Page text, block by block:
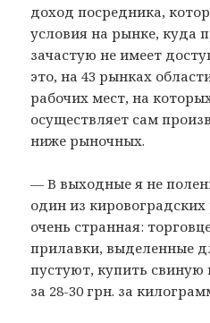
доход посредника,
условия на рынке, куда
зачастую не имеет
это, на 43 рынках
рабочих мест, на
осуществляет сам
ниже рыночных.
— В выходные я не
один из
очень странная:
прилавки, выделенные
пустуют, купить свиную
за 28-30 грн. за